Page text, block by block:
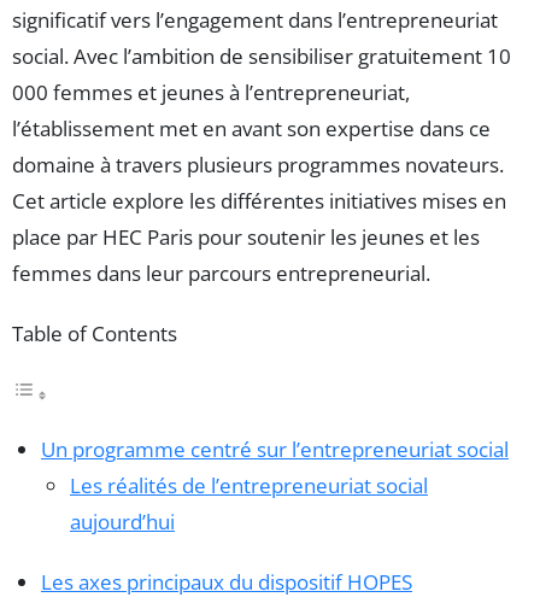
significatif vers l’engagement dans l’entrepreneuriat
social. Avec l’ambition de sensibiliser gratuitement 10
000 femmes et jeunes à l’entrepreneuriat,
l’établissement met en avant son expertise dans ce
domaine à travers plusieurs programmes novateurs.
Cet article explore les différentes initiatives mises en
place par HEC Paris pour soutenir les jeunes et les
femmes dans leur parcours entrepreneurial.
Table of Contents
Un programme centré sur l’entrepreneuriat social
Les réalités de l’entrepreneuriat social
aujourd’hui
Les axes principaux du dispositif HOPES